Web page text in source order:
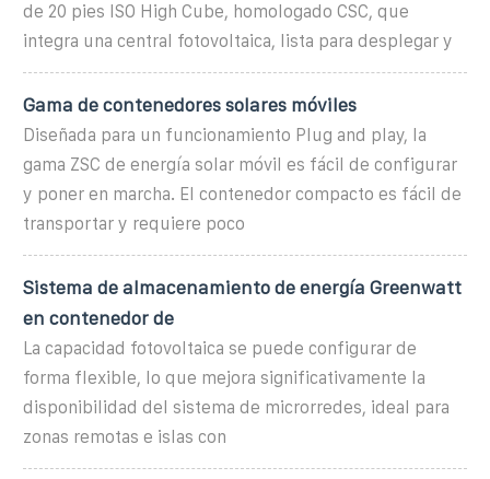
de 20 pies ISO High Cube, homologado CSC, que
integra una central fotovoltaica, lista para desplegar y
Gama de contenedores solares móviles
Diseñada para un funcionamiento Plug and play, la
gama ZSC de energía solar móvil es fácil de configurar
y poner en marcha. El contenedor compacto es fácil de
transportar y requiere poco
Sistema de almacenamiento de energía Greenwatt
en contenedor de
La capacidad fotovoltaica se puede configurar de
forma flexible, lo que mejora significativamente la
disponibilidad del sistema de microrredes, ideal para
zonas remotas e islas con